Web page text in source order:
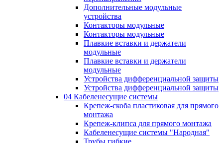
Дополнительные модульные
устройства
Контакторы модульные
Контакторы модульные
Плавкие вставки и держатели
модульные
Плавкие вставки и держатели
модульные
Устройства дифференциальной защиты
Устройства дифференциальной защиты
04 Кабеленесущие системы
Крепеж-скоба пластиковая для прямого
монтажа
Крепеж-клипса для прямого монтажа
Кабеленесущие системы "Народная"
Трубы гибкие